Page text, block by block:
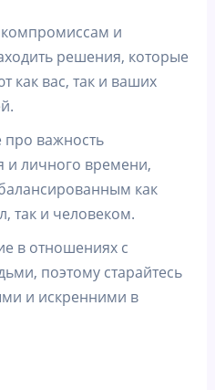
компромиссам и
решения, которые
как вас, так и ваших
про важность
и личного времени,
как
так и человеком.
в отношениях с
поэтому старайтесь
и искренними в